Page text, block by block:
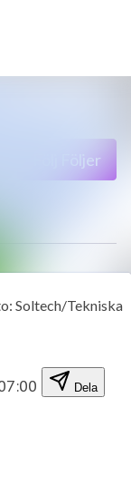
Följer
Soltech/Tekniska
Dela